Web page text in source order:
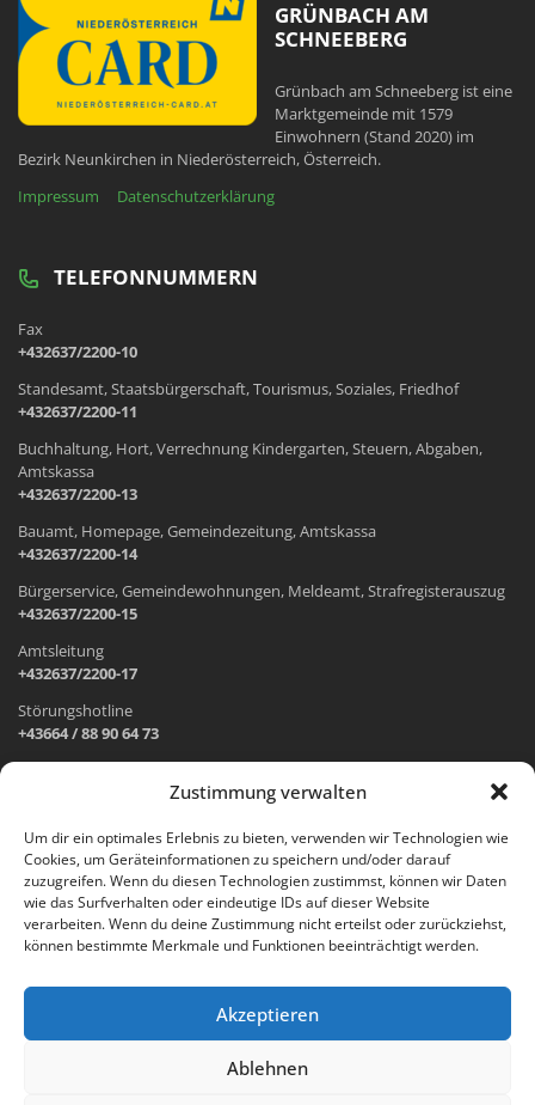
Zustimmung verwalten
Um dir ein optimales Erlebnis zu bieten, verwenden wir Technologien wie
Cookies, um Geräteinformationen zu speichern und/oder darauf
zuzugreifen. Wenn du diesen Technologien zustimmst, können wir Daten
wie das Surfverhalten oder eindeutige IDs auf dieser Website
verarbeiten. Wenn du deine Zustimmung nicht erteilst oder zurückziehst,
können bestimmte Merkmale und Funktionen beeinträchtigt werden.
Akzeptieren
Ablehnen
GRÜNBACH AM
SCHNEEBERG
Grünbach am Schneeberg ist eine
Marktgemeinde mit 1579
Einwohnern (Stand 2020) im
Bezirk Neunkirchen in Niederösterreich, Österreich.
Impressum
Datenschutzerklärung
TELEFONNUMMERN
Fax
+432637/2200-10
Standesamt, Staatsbürgerschaft, Tourismus, Soziales, Friedhof
+432637/2200-11
Buchhaltung, Hort, Verrechnung Kindergarten, Steuern, Abgaben,
Amtskassa
+432637/2200-13
Bauamt, Homepage, Gemeindezeitung, Amtskassa
+432637/2200-14
Bürgerservice, Gemeindewohnungen, Meldeamt, Strafregisterauszug
+432637/2200-15
Amtsleitung
+432637/2200-17
Störungshotline
+43664 / 88 90 64 73
Wr. Neustädter Straße 1
2733 Grünbach am Schneeberg
Öffnungszeiten Gemeindeamt:
Montag: 8.00 – 12.00 Uhr und 14.00 – 18.00 Uhr
Freitag: 8.00 – 12.00 Uhr
Email: